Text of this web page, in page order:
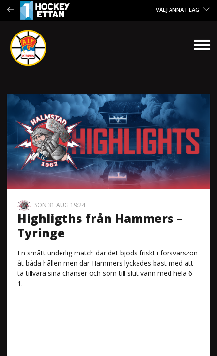
VÄLJ ANNAT LAG
SÖN 31 AUG 19:24
Highligths från Hammers –
Tyringe
En smått underlig match där det bjöds friskt i försvarszon
åt båda hållen men där Hammers lyckades bäst med att
ta tillvara sina chanser och som till slut vann med hela 6-
1.